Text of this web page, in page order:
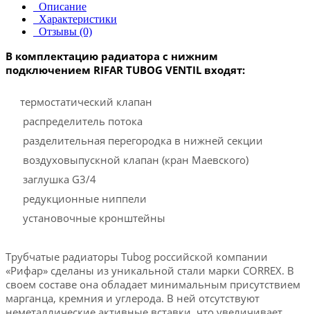
Описание
Характеристики
Отзывы (0)
В комплектацию радиатора с нижним
подключением RIFAR TUBOG VENTIL входят:
термостатический клапан
распределитель потока
разделительная перегородка в нижней секции
воздуховыпускной клапан (кран Маевского)
заглушка G3/4
редукционные ниппели
установочные кронштейны
Трубчатые радиаторы Tubog российской компании
«Рифар» сделаны из уникальной стали марки CORREX. В
своем составе она обладает минимальным присутствием
марганца, кремния и углерода. В ней отсутствуют